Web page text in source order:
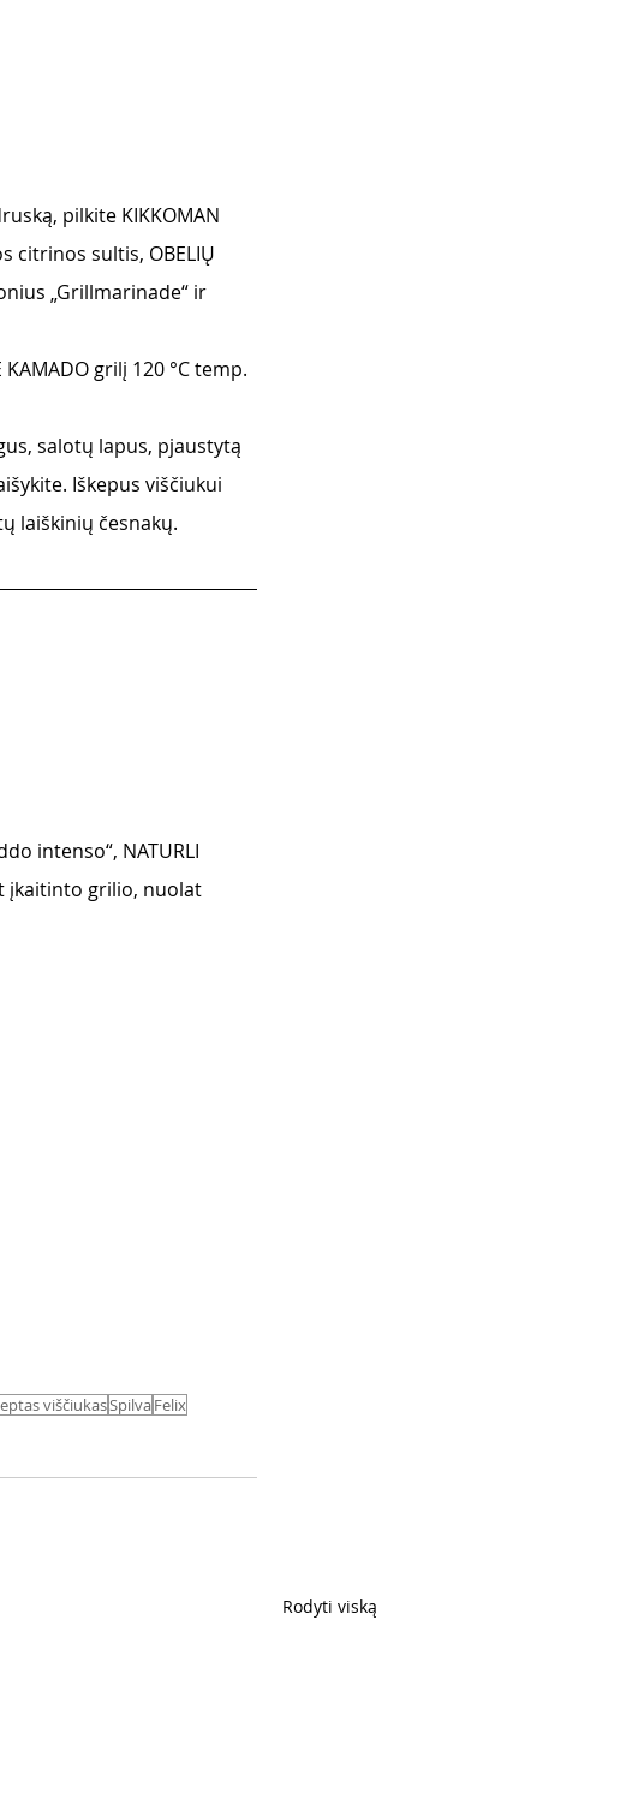
pilkite KIKKOMAN
citrinos sultis, OBELIŲ
„Grillmarinade“ ir
grilį 120 °C temp.
salotų lapus, pjaustytą
Iškepus viščiukui
laiškinių česnakų.
intenso“, NATURLI
įkaitinto grilio, nuolat
viščiukasSpilvaFelix
Rodyti viską